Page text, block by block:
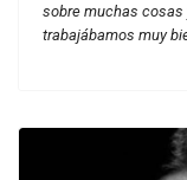
sobre muchas cosas
trabajábamos muy